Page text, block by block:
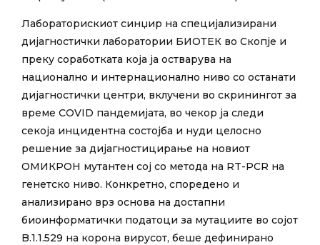
Лабораторискиот синџир на специјализирани
дијагностички лаборатории БИОТЕК во Скопје и
преку соработката која ја остварува на
национално и интернационално ниво со останати
дијагностички центри, вклучени во скринингот за
време COVID пандемијата, во чекор ја следи
секоја инцидентна состојба и нуди целосно
решение за дијагностицирање на новиот
ОМИКРОН мутантен сој со метода на RT-PCR на
генетско ниво. Конкретно, споредено и
анализирано врз основа на достапни
биоинформатички податоци за мутациите во сојот
B.1.1.529 на корона вирусот, беше дефинирано